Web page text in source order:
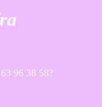
96 38 58?